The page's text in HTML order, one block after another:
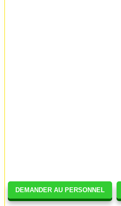
DEMANDER AU PERSONNEL